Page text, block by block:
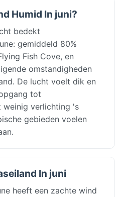
Humid In juni?
bedekt
gemiddeld 80%
Fish Cove, en
omstandigheden
De lucht voelt dik en
tot
weinig verlichting 's
gebieden voelen
In juni
heeft een zachte wind